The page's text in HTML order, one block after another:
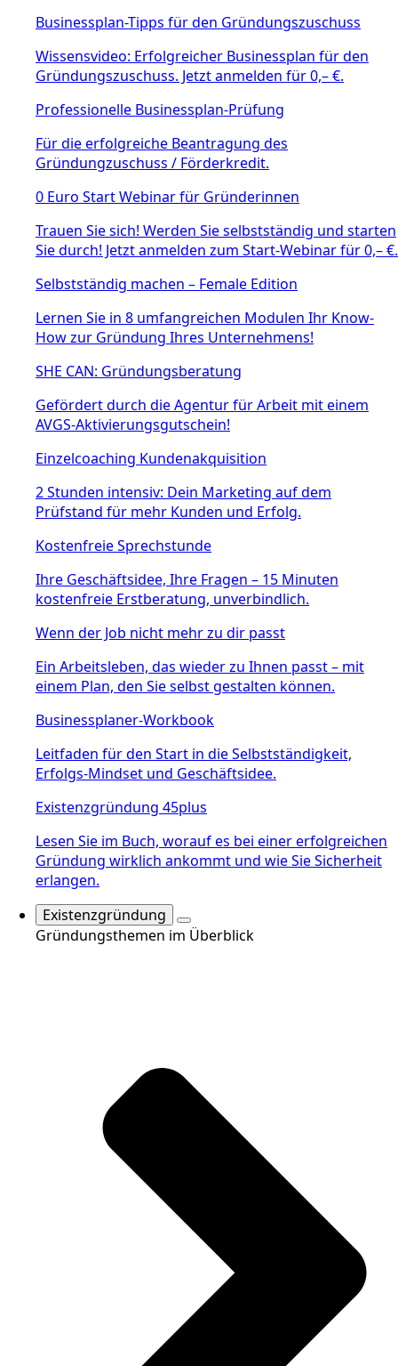
Businessplan-Tipps für den Gründungszuschuss
Wissensvideo: Erfolgreicher Businessplan für den
Gründungszuschuss. Jetzt anmelden für 0,– €.
Professionelle Businessplan-Prüfung
Für die erfolgreiche Beantragung des
Gründungzuschuss / Förderkredit.
0 Euro Start Webinar für Gründerinnen
Trauen Sie sich! Werden Sie selbstständig und starten
Sie durch! Jetzt anmelden zum Start-Webinar für 0,– €.
Selbstständig machen – Female Edition
Lernen Sie in 8 umfangreichen Modulen Ihr Know-
How zur Gründung Ihres Unternehmens!
SHE CAN: Gründungsberatung
Gefördert durch die Agentur für Arbeit mit einem
AVGS-Aktivierungsgutschein!
Einzelcoaching Kundenakquisition
2 Stunden intensiv: Dein Marketing auf dem
Prüfstand für mehr Kunden und Erfolg.
Kostenfreie Sprechstunde
Ihre Geschäftsidee, Ihre Fragen – 15 Minuten
kostenfreie Erstberatung, unverbindlich.
Wenn der Job nicht mehr zu dir passt
Ein Arbeitsleben, das wieder zu Ihnen passt – mit
einem Plan, den Sie selbst gestalten können.
Businessplaner-Workbook
Leitfaden für den Start in die Selbstständigkeit,
Erfolgs-Mindset und Geschäftsidee.
Existenzgründung 45plus
Lesen Sie im Buch, worauf es bei einer erfolgreichen
Gründung wirklich ankommt und wie Sie Sicherheit
erlangen.
Existenzgründung
Gründungsthemen im Überblick